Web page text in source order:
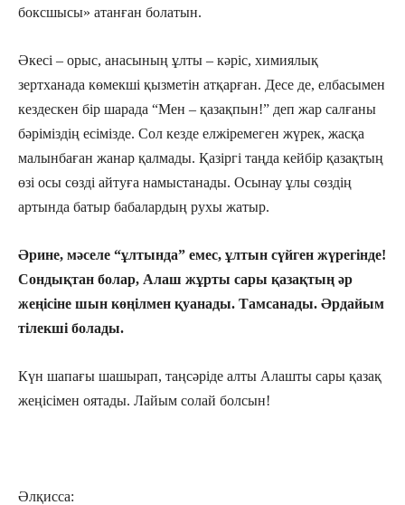
боксшысы» атанған болатын.
Әкесі – орыс, анасының ұлты – кәріс, химиялық
зертханада көмекші қызметін атқарған. Десе де, елбасымен
кездескен бір шарада “Мен – қазақпын!” деп жар салғаны
бәріміздің есімізде. Сол кезде елжіремеген жүрек, жасқа
малынбаған жанар қалмады. Қазіргі таңда кейбір қазақтың
өзі осы сөзді айтуға намыстанады. Осынау ұлы сөздің
артында батыр бабалардың рухы жатыр.
Әрине, мәселе “ұлтында” емес, ұлтын сүйген жүрегінде!
Сондықтан болар, Алаш жұрты сары қазақтың әр
жеңісіне шын көңілмен қуанады. Тамсанады. Әрдайым
тілекші болады.
Күн шапағы шашырап, таңсәріде алты Алашты сары қазақ
жеңісімен оятады. Лайым солай болсын!
Әлқисса: